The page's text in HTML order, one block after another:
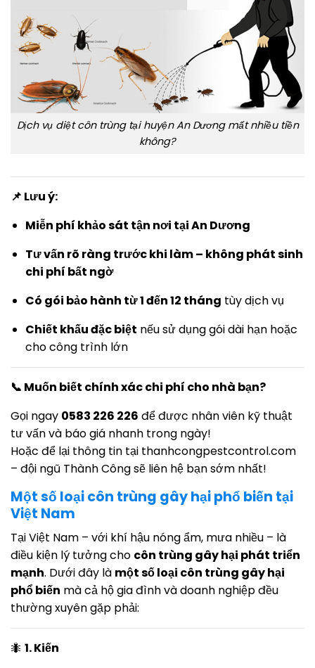
Dịch vụ diệt côn trùng tại huyện An Dương mất nhiều tiền
không?
📌 Lưu ý:
Miễn phí khảo sát tận nơi tại An Dương
Tư vấn rõ ràng trước khi làm – không phát sinh
chi phí bất ngờ
Có gói bảo hành từ 1 đến 12 tháng tùy dịch vụ
Chiết khấu đặc biệt nếu sử dụng gói dài hạn hoặc
cho công trình lớn
📞 Muốn biết chính xác chi phí cho nhà bạn?
Gọi ngay 0583 226 226 để được nhân viên kỹ thuật
tư vấn và báo giá nhanh trong ngày!
Hoặc để lại thông tin tại thanhcongpestcontrol.com
– đội ngũ Thành Công sẽ liên hệ bạn sớm nhất!
Một số loại côn trùng gây hại phổ biến tại
Việt Nam
Tại Việt Nam – với khí hậu nóng ẩm, mưa nhiều – là
điều kiện lý tưởng cho côn trùng gây hại phát triển
mạnh. Dưới đây là một số loại côn trùng gây hại
phổ biến mà cả hộ gia đình và doanh nghiệp đều
thường xuyên gặp phải:
🐜 1. Kiến